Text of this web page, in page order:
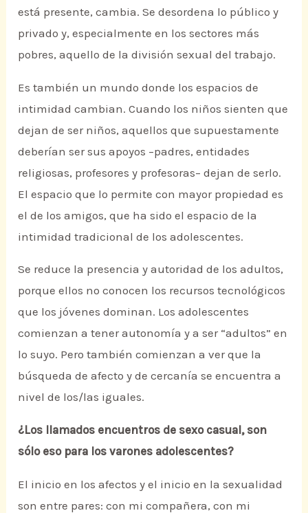
está presente, cambia. Se desordena lo público y
privado y, especialmente en los sectores más
pobres, aquello de la división sexual del trabajo.
Es también un mundo donde los espacios de
intimidad cambian. Cuando los niños sienten que
dejan de ser niños, aquellos que supuestamente
deberían ser sus apoyos –padres, entidades
religiosas, profesores y profesoras– dejan de serlo.
El espacio que lo permite con mayor propiedad es
el de los amigos, que ha sido el espacio de la
intimidad tradicional de los adolescentes.
Se reduce la presencia y autoridad de los adultos,
porque ellos no conocen los recursos tecnológicos
que los jóvenes dominan. Los adolescentes
comienzan a tener autonomía y a ser “adultos” en
lo suyo. Pero también comienzan a ver que la
búsqueda de afecto y de cercanía se encuentra a
nivel de los/las iguales.
¿Los llamados encuentros de sexo casual, son
sólo eso para los varones adolescentes?
El inicio en los afectos y el inicio en la sexualidad
son entre pares: con mi compañera, con mi